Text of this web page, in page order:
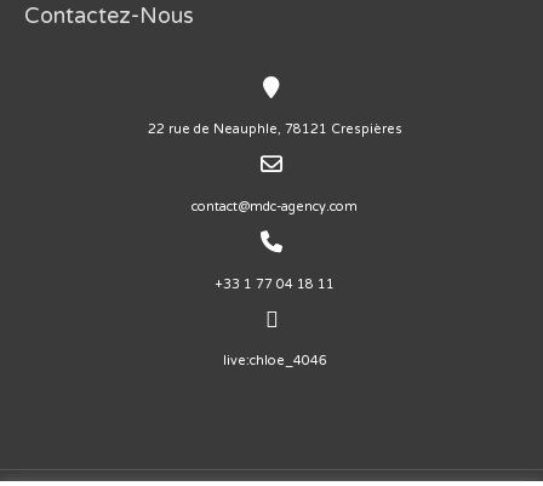
Contactez-Nous
22 rue de Neauphle, 78121 Crespières
contact@mdc-agency.com
+33 1 77 04 18 11
live:chloe_4046